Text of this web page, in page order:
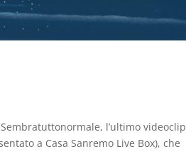
l’ultimo videoclip
a Casa Sanremo Live Box), che